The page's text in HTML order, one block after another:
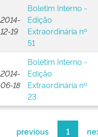
2014-
12-19
Boletim Interno -
Edição
Extraordinária nº
51
2014-
06-18
Boletim Interno -
Edição
Extraordinária nº
23
previous 1